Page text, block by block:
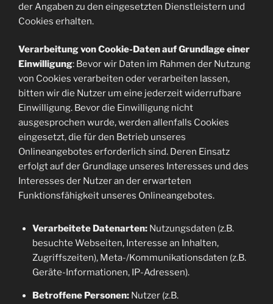
der Angaben zu den eingesetzten Dienstleistern und
Cookies erhalten.
Verarbeitung von Cookie-Daten auf Grundlage einer
Einwilligung: Bevor wir Daten im Rahmen der Nutzung
von Cookies verarbeiten oder verarbeiten lassen,
bitten wir die Nutzer um eine jederzeit widerrufbare
Einwilligung. Bevor die Einwilligung nicht
ausgesprochen wurde, werden allenfalls Cookies
eingesetzt, die für den Betrieb unseres
Onlineangebotes erforderlich sind. Deren Einsatz
erfolgt auf der Grundlage unseres Interesses und des
Interesses der Nutzer an der erwarteten
Funktionsfähigkeit unseres Onlineangebotes.
Verarbeitete Datenarten:Nutzungsdaten (z.B.
besuchte Webseiten, Interesse an Inhalten,
Zugriffszeiten), Meta-/Kommunikationsdaten (z.B.
Geräte-Informationen, IP-Adressen).
Betroffene Personen:Nutzer (z.B.